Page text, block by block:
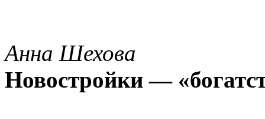
Анна Шехова
Новостройки —